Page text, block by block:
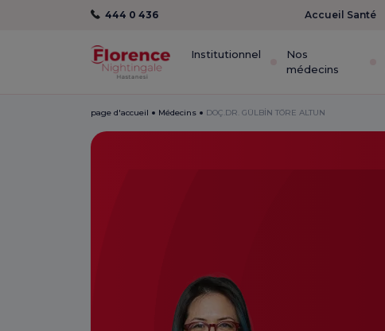
444 0 436 Accueil Santé
Institutionnel
Nos
médecins
page d'accueil Médecins DOÇ.DR. GÜLBİN TÖRE ALTUN